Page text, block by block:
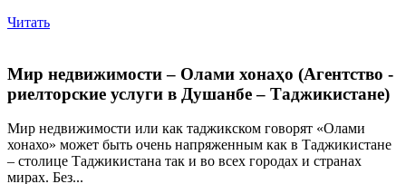
Читать
Мир недвижимости – Олами хонаҳо (Агентство -
риелторские услуги в Душанбе – Таджикистане)
Мир недвижимости или как таджикском говорят «Олами
хонахо» может быть очень напряженным как в Таджикистане
– столице Таджикистана так и во всех городах и странах
мирах. Без...